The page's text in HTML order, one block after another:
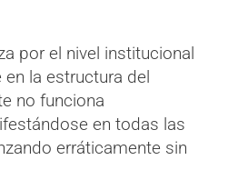
por el nivel institucional
la estructura del
no funciona
en todas las
erráticamente sin